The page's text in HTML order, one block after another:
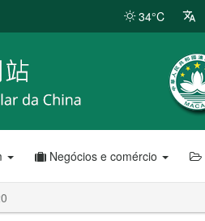
34°C
Negócios e comércio